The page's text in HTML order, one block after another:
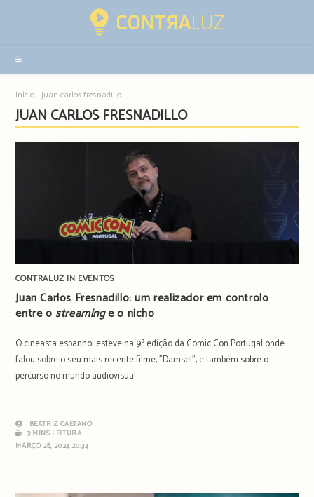
sidebar
Início-juan carlos fresnadillo
JUAN CARLOS FRESNADILLO
CONTRALUZ IN EVENTOS
Juan Carlos Fresnadillo: um realizador em controlo
entre ostreaminge o nicho
O cineasta espanhol esteve na 9ª edição da Comic Con Portugal onde
falou sobre o seu mais recente filme, "Damsel", e também sobre o
percurso no mundo audiovisual.
BEATRIZ CAETANO
3 MINS LEITURA
MARÇO 28, 2024 20:34